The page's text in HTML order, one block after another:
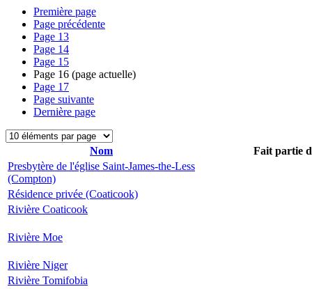
Première page
Page précédente
Page 13
Page 14
Page 15
Page 16 (page actuelle)
Page 17
Page suivante
Dernière page
Nom
Fait partie
Presbytère de l'église Saint-James-the-Less
(Compton)
Résidence privée (Coaticook)
Rivière Coaticook
Rivière Moe
Rivière Niger
Rivière Tomifobia